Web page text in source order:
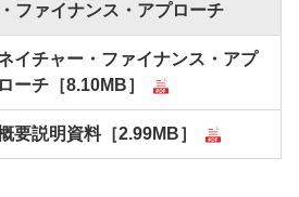
ファイナンス・アプローチ
イチャー・ファイナンス・アプ
ローチ［8.10MB］
要説明資料［2.99MB］